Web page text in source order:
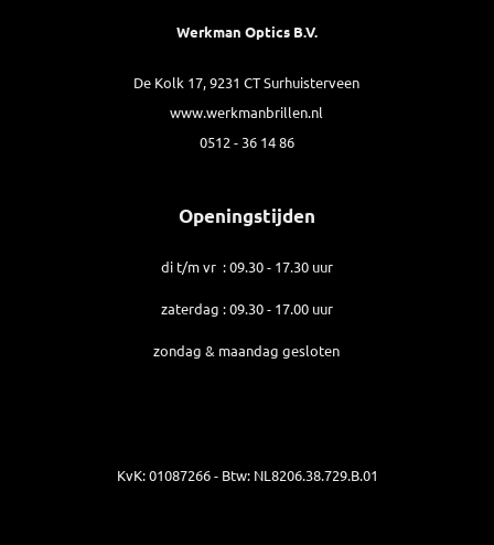
Werkman Optics B.V.
De Kolk 17, 9231 CT Surhuisterveen
www.werkmanbrillen.nl
0512 - 36 14 86
Openingstijden
di t/m vr : 09.30 - 17.30 uur
zaterdag : 09.30 - 17.00 uur
zondag & maandag gesloten
KvK: 01087266 - Btw: NL8206.38.729.B.01